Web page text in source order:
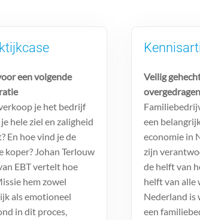
een volgende
je het bedrijf
hele ziel en zaligheid
En hoe vind je de
koper? Johan Terlouw
EBT vertelt hoe
hem zowel
als emotioneel
in dit proces,
Veilig
een
economie in
zijn
de helft van
helft van alle
Nederland is
een